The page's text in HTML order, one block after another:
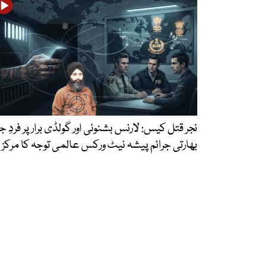
نجر قتل کیس: لارنس بشنوئی اور گولڈی برار پر فردِ
بھارتی جرائم پیشہ نیٹ ورکس عالمی توجہ کا مرکز